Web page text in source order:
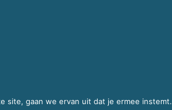
site, gaan we ervan uit dat je ermee instemt.